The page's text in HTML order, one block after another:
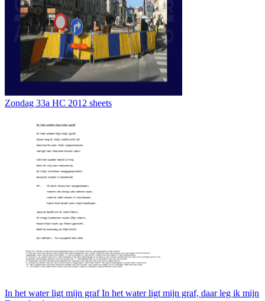
Zondag 33a HC 2012 sheets
In het water ligt mijn graf In het water ligt mijn graf, daar leg ik mijn